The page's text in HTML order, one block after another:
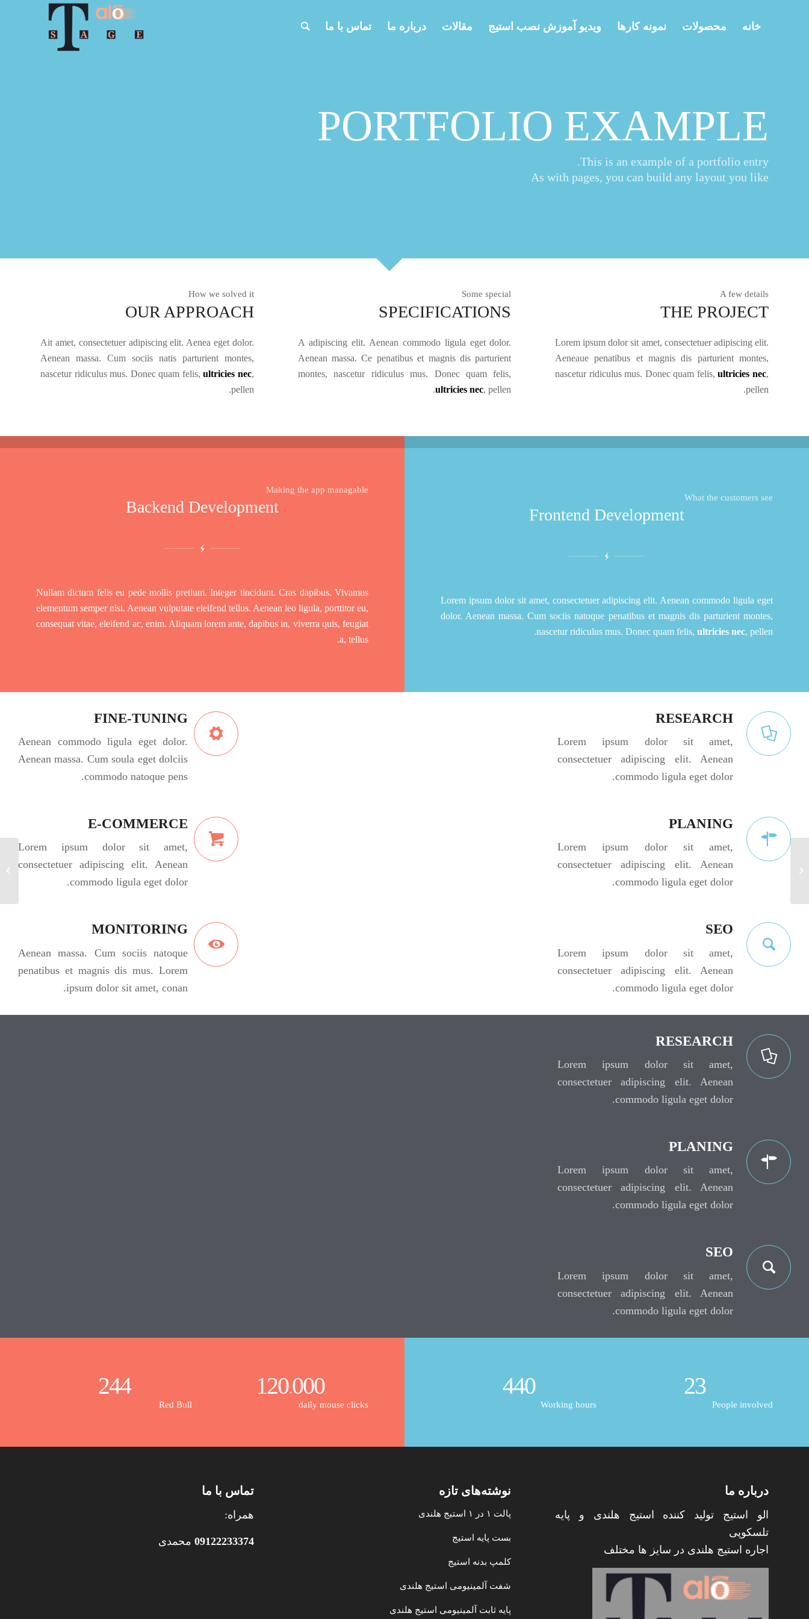
خانه محصولات نمونه کارها ویدیو آموزش نصب استیج مقالات درباره ما تماس با ما
PORTFOLIO EXAMPLE
This is an example of a portfolio entry.
As with pages, you can build any layout you like
A few details
THE PROJECT
Lorem ipsum dolor sit amet, consectetuer adipiscing elit.
Aeneaue penatibus et magnis dis parturient montes,
nascetur ridiculus mus. Donec quam felis,ultricies nec,
pellen.
Some special
SPECIFICATIONS
A adipiscing elit. Aenean commodo ligula eget dolor.
Aenean massa. Ce penatibus et magnis dis parturient
montes, nascetur ridiculus mus. Donec quam felis,
ultricies nec, pellen.
How we solved it
OUR APPROACH
Ait amet, consectetuer adipiscing elit. Aenea eget dolor.
Aenean massa. Cum sociis natis parturient montes,
nascetur ridiculus mus. Donec quam felis,ultricies nec,
pellen.
What the customers see
Frontend Development
Lorem ipsum dolor sit amet, consectetuer adipiscing elit. Aenean commodo ligula eget
dolor. Aenean massa. Cum sociis natoque penatibus et magnis dis parturient montes,
nascetur ridiculus mus. Donec quam felis, ultricies nec, pellen.
Making the app managable
Backend Development
Nullam dictum felis eu pede mollis pretium. Integer tincidunt. Cras dapibus. Vivamus
elementum semper nisi. Aenean vulputate eleifend tellus. Aenean leo ligula, porttitor eu,
consequat vitae, eleifend ac, enim. Aliquam lorem ante, dapibus in, viverra quis, feugiat
a, tellus.
RESEARCH
Lorem ipsum dolor sit amet,
consectetuer adipiscing elit. Aenean
commodo ligula eget dolor.
PLANING
Lorem ipsum dolor sit amet,
consectetuer adipiscing elit. Aenean
commodo ligula eget dolor.
SEO
Lorem ipsum dolor sit amet,
consectetuer adipiscing elit. Aenean
commodo ligula eget dolor.
FINE-TUNING
Aenean commodo ligula eget dolor.
Aenean massa. Cum soula eget dolciis
commodo natoque pens.
E-COMMERCE
Lorem ipsum dolor sit amet,
consectetuer adipiscing elit. Aenean
commodo ligula eget dolor.
MONITORING
Aenean massa. Cum sociis natoque
penatibus et magnis dis mus. Lorem
ipsum dolor sit amet, conan.
RESEARCH
Lorem ipsum dolor sit amet,
consectetuer adipiscing elit. Aenean
commodo ligula eget dolor.
PLANING
Lorem ipsum dolor sit amet,
consectetuer adipiscing elit. Aenean
commodo ligula eget dolor.
SEO
Lorem ipsum dolor sit amet,
consectetuer adipiscing elit. Aenean
commodo ligula eget dolor.
23
People involved
440
Working hours
120.000
daily mouse clicks
244
Red Bull
درباره ما
الو استیج تولید کننده استیج هلندی و پایه
تلسکوپی
اجاره استیج هلندی در سایز ها مختلف
نوشته‌های تازه
پالت ۱ در ۱ استیج هلندی
بست پایه استیج
کلمپ بدنه استیج
شفت آلمینیومی استیج هلندی
پایه ثابت آلمینیومی استیج هلندی
تماس با ما
همراه:
09122233374 محمدی
#4